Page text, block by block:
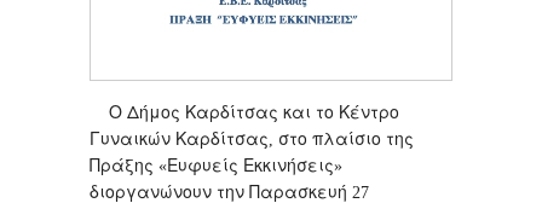
Ο Δήμος Καρδίτσας και το Κέντρο
Γυναικών Καρδίτσας, στο πλαίσιο της
Πράξης «Ευφυείς Εκκινήσεις»
διοργανώνουν την Παρασκευή 27